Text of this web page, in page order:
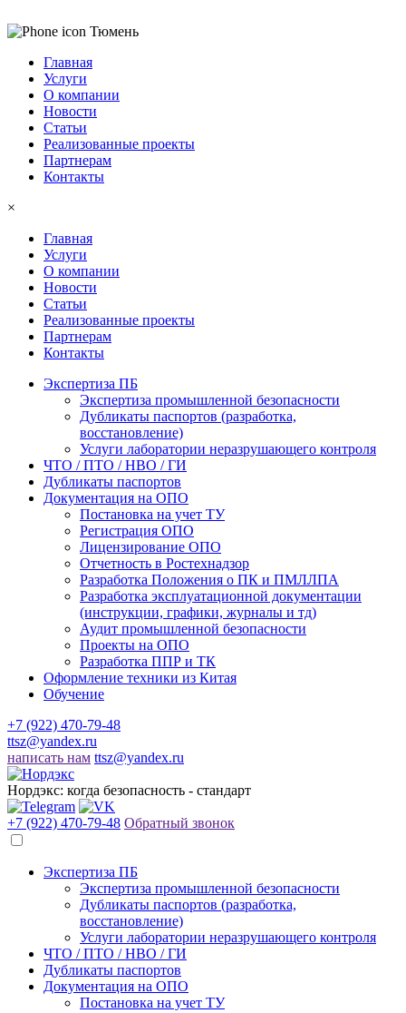
Тюмень
Главная
Услуги
О компании
Новости
Статьи
Реализованные проекты
Партнерам
Контакты
×
Главная
Услуги
О компании
Новости
Статьи
Реализованные проекты
Партнерам
Контакты
Экспертиза ПБ
Экспертиза промышленной безопасности
Дубликаты паспортов (разработка,
восстановление)
Услуги лаборатории неразрушающего контроля
ЧТО / ПТО / НВО / ГИ
Дубликаты паспортов
Документация на ОПО
Постановка на учет ТУ
Регистрация ОПО
Лицензирование ОПО
Отчетность в Ростехнадзор
Разработка Положения о ПК и ПМЛЛПА
Разработка эксплуатационной документации
(инструкции, графики, журналы и тд)
Аудит промышленной безопасности
Проекты на ОПО
Разработка ППР и ТК
Оформление техники из Китая
Обучение
+7 (922) 470-79-48
ttsz@yandex.ru
написать нам ttsz@yandex.ru
Нордэкс: когда безопасность - стандарт
+7 (922) 470-79-48 Обратный звонок
Экспертиза ПБ
Экспертиза промышленной безопасности
Дубликаты паспортов (разработка,
восстановление)
Услуги лаборатории неразрушающего контроля
ЧТО / ПТО / НВО / ГИ
Дубликаты паспортов
Документация на ОПО
Постановка на учет ТУ